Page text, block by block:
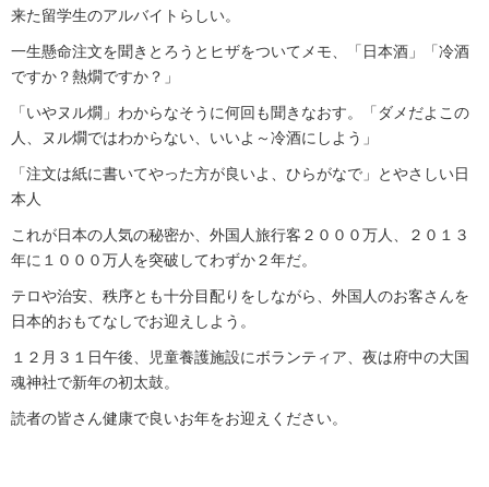
来た留学生のアルバイトらしい。
一生懸命注文を聞きとろうとヒザをついてメモ、「日本酒」「冷酒
ですか？熱燗ですか？」
「いやヌル燗」わからなそうに何回も聞きなおす。「ダメだよこの
人、ヌル燗ではわからない、いいよ～冷酒にしよう」
「注文は紙に書いてやった方が良いよ、ひらがなで」とやさしい日
本人
これが日本の人気の秘密か、外国人旅行客２０００万人、２０１３
年に１０００万人を突破してわずか２年だ。
テロや治安、秩序とも十分目配りをしながら、外国人のお客さんを
日本的おもてなしでお迎えしよう。
１２月３１日午後、児童養護施設にボランティア、夜は府中の大国
魂神社で新年の初太鼓。
読者の皆さん健康で良いお年をお迎えください。